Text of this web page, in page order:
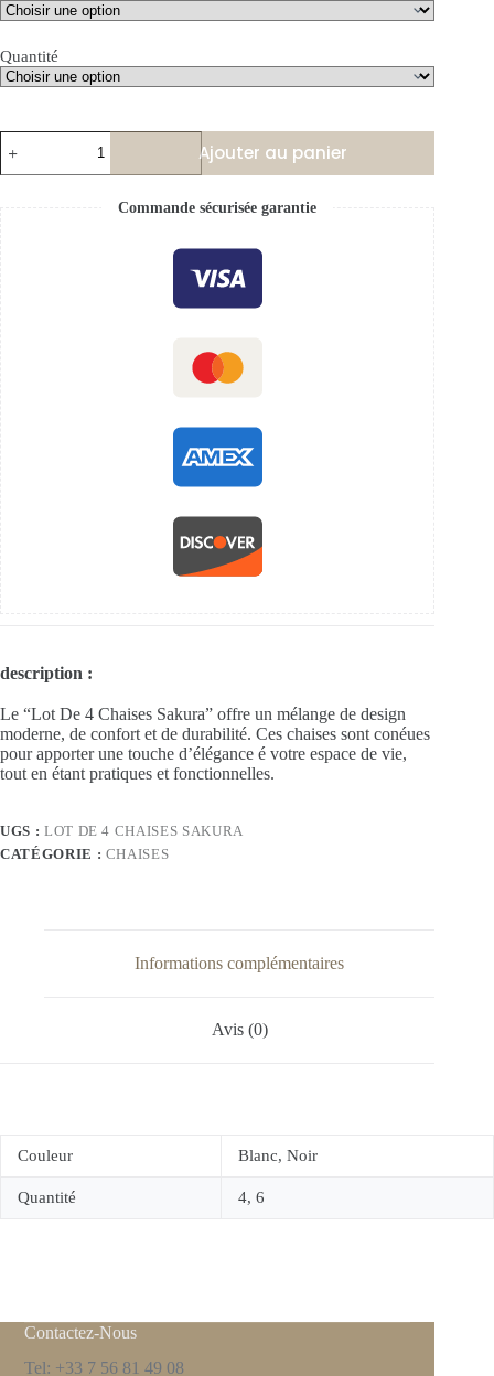
Quantité
Ajouter au panier
Commande sécurisée garantie
description :
Le “Lot De 4 Chaises Sakura” offre un mélange de design
moderne, de confort et de durabilité. Ces chaises sont conéues
pour apporter une touche d’élégance é votre espace de vie,
tout en étant pratiques et fonctionnelles.
UGS : LOT DE 4 CHAISES SAKURA
CATÉGORIE : CHAISES
Informations complémentaires
Avis (0)
Couleur Blanc, Noir
Quantité 4, 6
Contactez-Nous
Tel: +33 7 56 81 49 08